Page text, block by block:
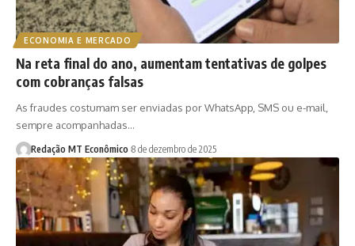
ECONOMIA E MERCADO
Na reta final do ano, aumentam tentativas de golpes
com cobranças falsas
As fraudes costumam ser enviadas por WhatsApp, SMS ou e-mail,
sempre acompanhadas…
Redação MT Econômico 8 de dezembro de 2025